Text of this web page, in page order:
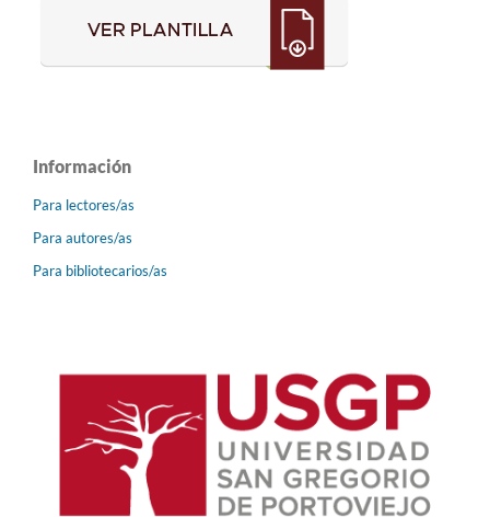
Información
Para lectores/as
Para autores/as
Para bibliotecarios/as